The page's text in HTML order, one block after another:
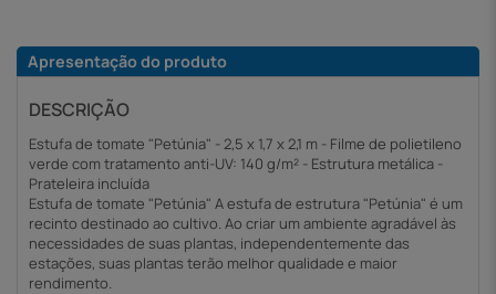
Apresentação do produto
DESCRIÇÃO
Estufa de tomate "Petúnia" - 2,5 x 1,7 x 2,1 m - Filme de polietileno
verde com tratamento anti-UV: 140 g/m² - Estrutura metálica -
Prateleira incluída
Estufa de tomate "Petúnia" A estufa de estrutura "Petúnia" é um
recinto destinado ao cultivo. Ao criar um ambiente agradável às
necessidades de suas plantas, independentemente das
estações, suas plantas terão melhor qualidade e maior
rendimento.